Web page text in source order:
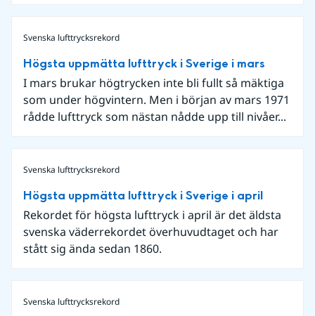
Svenska lufttrycksrekord
Högsta uppmätta lufttryck i Sverige i mars
I mars brukar högtrycken inte bli fullt så mäktiga
som under högvintern. Men i början av mars 1971
rådde lufttryck som nästan nådde upp till nivåer...
Svenska lufttrycksrekord
Högsta uppmätta lufttryck i Sverige i april
Rekordet för högsta lufttryck i april är det äldsta
svenska väderrekordet överhuvudtaget och har
stått sig ända sedan 1860.
Svenska lufttrycksrekord